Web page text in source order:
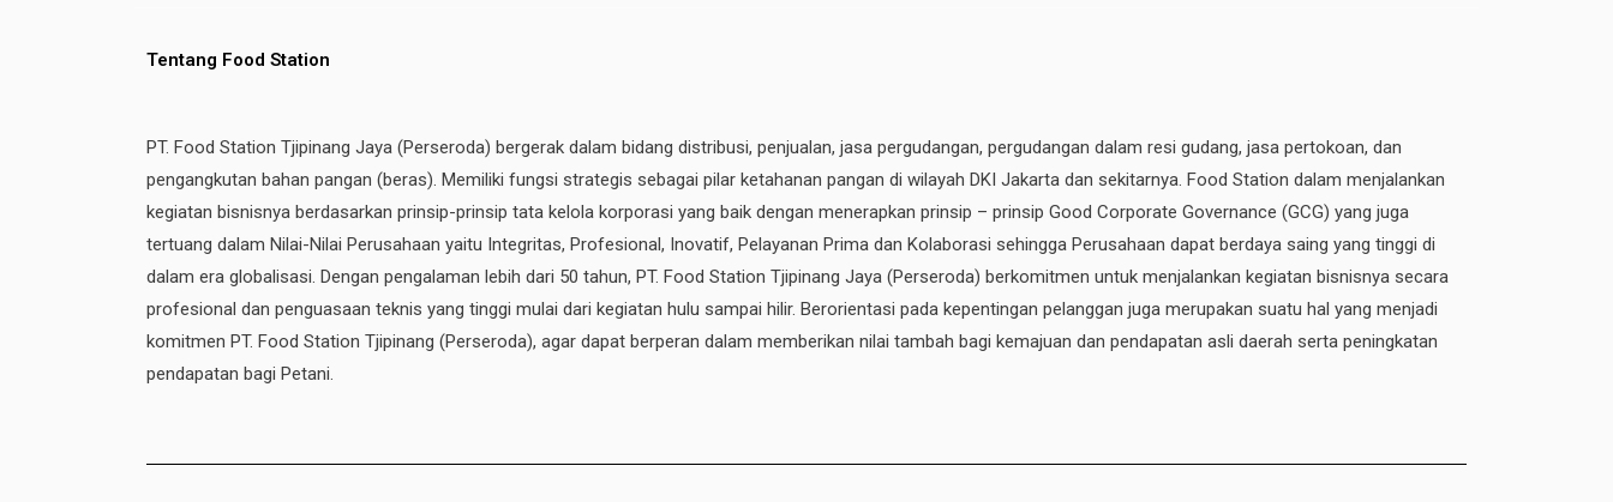
Tentang Food Station
PT. Food Station Tjipinang Jaya (Perseroda) bergerak dalam bidang distribusi, penjualan, jasa pergudangan, pergudangan dalam resi gudang, jasa pertokoan, dan
pengangkutan bahan pangan (beras). Memiliki fungsi strategis sebagai pilar ketahanan pangan di wilayah DKI Jakarta dan sekitarnya. Food Station dalam menjalankan
kegiatan bisnisnya berdasarkan prinsip-prinsip tata kelola korporasi yang baik dengan menerapkan prinsip – prinsip Good Corporate Governance (GCG) yang juga
tertuang dalam Nilai-Nilai Perusahaan yaitu Integritas, Profesional, Inovatif, Pelayanan Prima dan Kolaborasi sehingga Perusahaan dapat berdaya saing yang tinggi di
dalam era globalisasi. Dengan pengalaman lebih dari 50 tahun, PT. Food Station Tjipinang Jaya (Perseroda) berkomitmen untuk menjalankan kegiatan bisnisnya secara
profesional dan penguasaan teknis yang tinggi mulai dari kegiatan hulu sampai hilir. Berorientasi pada kepentingan pelanggan juga merupakan suatu hal yang menjadi
komitmen PT. Food Station Tjipinang (Perseroda), agar dapat berperan dalam memberikan nilai tambah bagi kemajuan dan pendapatan asli daerah serta peningkatan
pendapatan bagi Petani.